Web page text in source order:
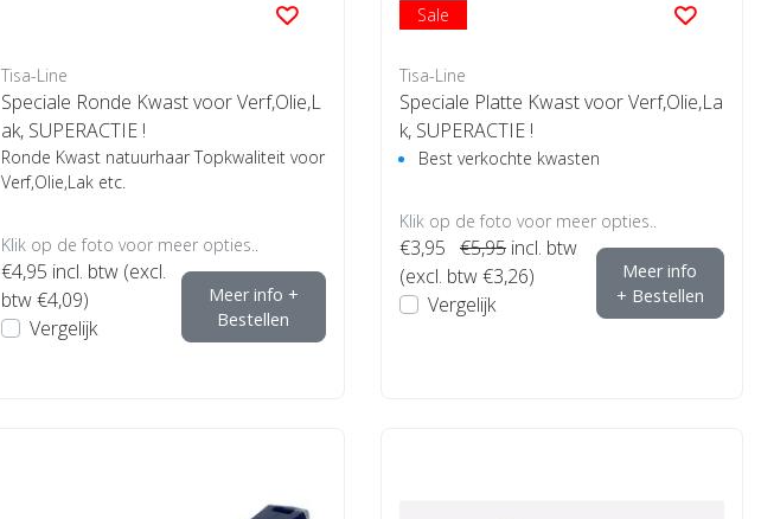
Tisa-Line
Speciale Ronde Kwast voor Verf,Olie,L
ak, SUPERACTIE !
Ronde Kwast natuurhaar Topkwaliteit voor
Verf,Olie,Lak etc.
Klik op de foto voor meer opties..
€4,95 incl. btw (excl.
btw €4,09)
Vergelijk
Meer info +
Bestellen
Sale
Tisa-Line
Speciale Platte Kwast voor Verf,Olie,La
k, SUPERACTIE !
Best verkochte kwasten
Klik op de foto voor meer opties..
€3,95 €5,95 incl. btw
(excl. btw €3,26)
Vergelijk
Meer info
+ Bestellen